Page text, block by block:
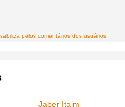
pelos comentários dos usuários
Jaber Itaim